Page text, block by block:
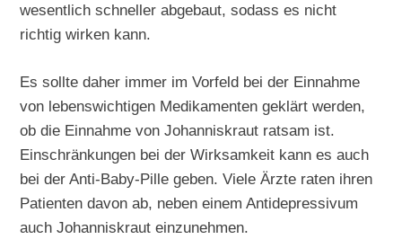
wesentlich schneller abgebaut, sodass es nicht
richtig wirken kann.
Es sollte daher immer im Vorfeld bei der Einnahme
von lebenswichtigen Medikamenten geklärt werden,
ob die Einnahme von Johanniskraut ratsam ist.
Einschränkungen bei der Wirksamkeit kann es auch
bei der Anti-Baby-Pille geben. Viele Ärzte raten ihren
Patienten davon ab, neben einem Antidepressivum
auch Johanniskraut einzunehmen.